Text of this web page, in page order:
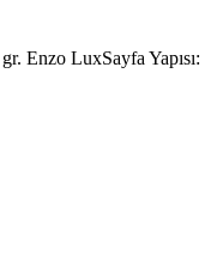
Enzo LuxSayfa Yapısı: